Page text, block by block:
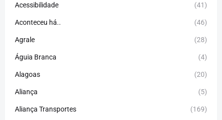
Acessibilidade (41)
Aconteceu há.. (46)
Agrale (28)
Águia Branca (4)
Alagoas (20)
Aliança (5)
Aliança Transportes (169)